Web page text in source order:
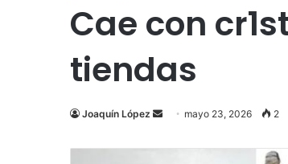
Cae con
tiendas
Joaquín López
Send
email
mayo 23, 2026 2